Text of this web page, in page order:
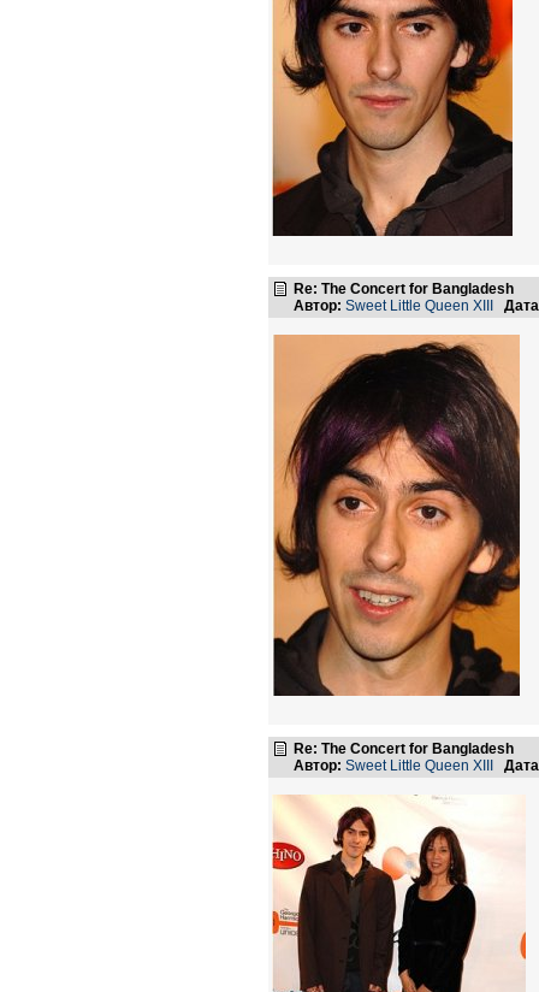
Re: The Concert for Bangladesh
Автор: Sweet Little Queen XIII
Re: The Concert for Bangladesh
Автор: Sweet Little Queen XIII